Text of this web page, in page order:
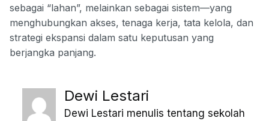
sebagai “lahan”, melainkan sebagai sistem—yang
menghubungkan akses, tenaga kerja, tata kelola, dan
strategi ekspansi dalam satu keputusan yang
berjangka panjang.
Dewi Lestari
Dewi Lestari menulis tentang sekolah